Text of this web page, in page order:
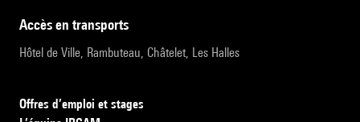
accès en transports
Hôtel de Ville, Rambuteau, Châtelet, Les Halles
Offres d’emploi et stages